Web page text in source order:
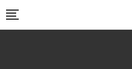
to